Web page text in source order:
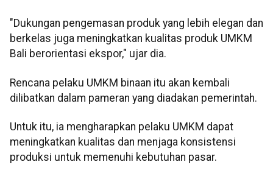
"Dukungan pengemasan produk yang lebih elegan dan
berkelas juga meningkatkan kualitas produk UMKM
Bali berorientasi ekspor," ujar dia.
Rencana pelaku UMKM binaan itu akan kembali
dilibatkan dalam pameran yang diadakan pemerintah.
Untuk itu, ia mengharapkan pelaku UMKM dapat
meningkatkan kualitas dan menjaga konsistensi
produksi untuk memenuhi kebutuhan pasar.